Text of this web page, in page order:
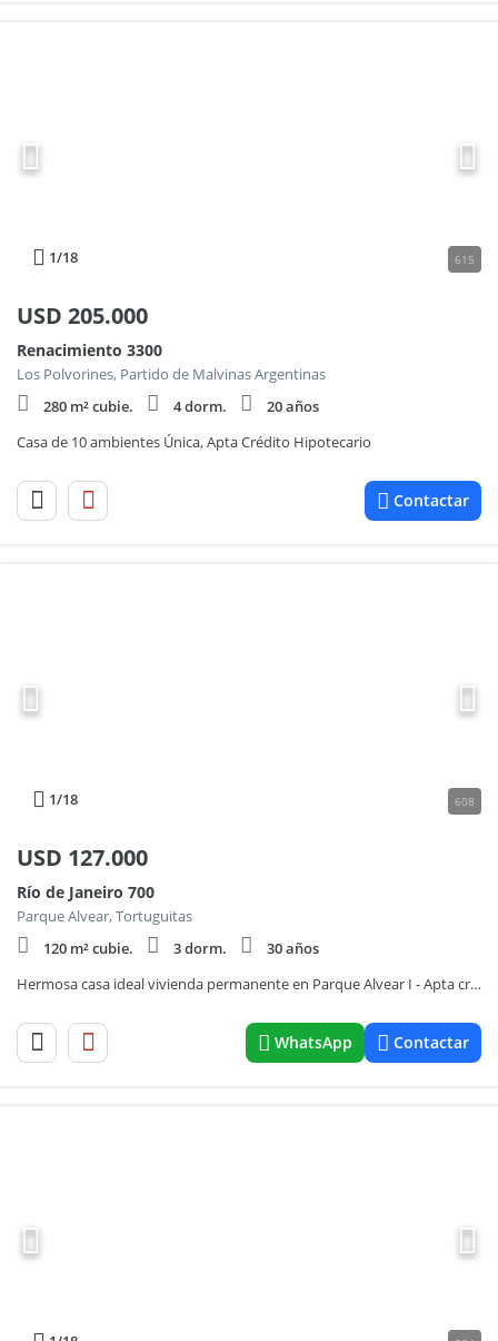
1/18 615
USD 205.000
Renacimiento 3300
Los Polvorines, Partido de Malvinas Argentinas
280 m² cubie.
4 dorm.
20 años
Casa de 10 ambientes Única, Apta Crédito Hipotecario
Contactar
1/18 608
USD 127.000
Río de Janeiro 700
Parque Alvear, Tortuguitas
120 m² cubie.
3 dorm.
30 años
Hermosa casa ideal vivienda permanente en Parque Alvear I - Apta crédito hipotecario
WhatsApp Contactar